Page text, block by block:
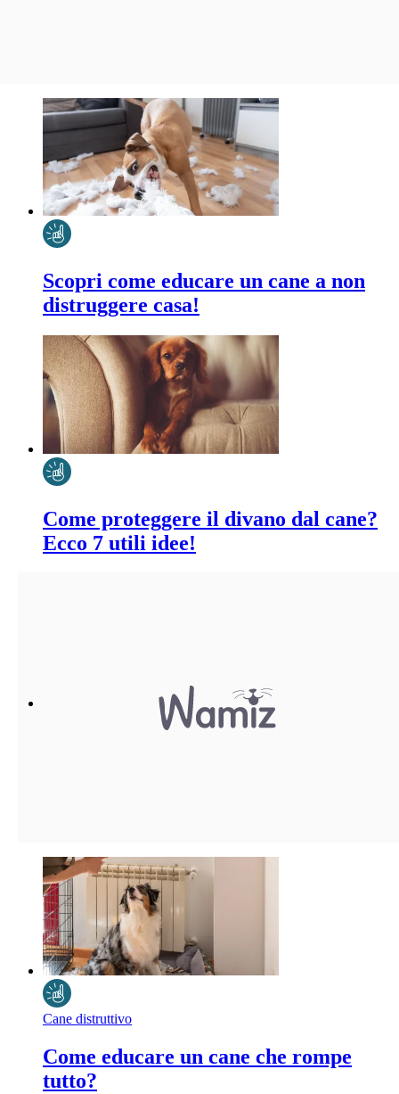
Scopri come educare un cane a non
distruggere casa!
Come proteggere il divano dal cane?
Ecco 7 utili idee!
Cane distruttivo
Come educare un cane che rompe
tutto?